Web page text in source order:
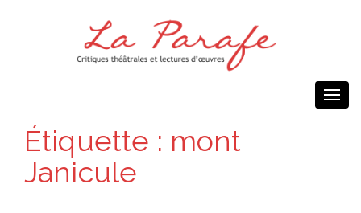
Étiquette : mont
Janicule